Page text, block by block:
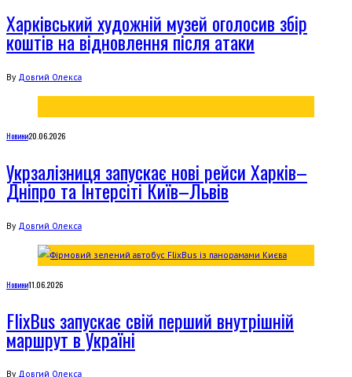
Харківський художній музей оголосив збір
коштів на відновлення після атаки
By Довгий Олекса
Новини20.06.2026
Укрзалізниця запускає нові рейси Харків–
Дніпро та Інтерсіті Київ–Львів
By Довгий Олекса
Новини11.06.2026
FlixBus запускає свій перший внутрішній
маршрут в Україні
By Довгий Олекса